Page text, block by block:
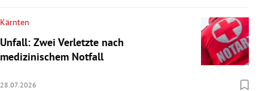
Kärnten
Unfall: Zwei Verletzte nach
medizinischem Notfall
28.07.2026